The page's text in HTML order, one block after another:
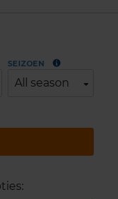
SEIZOEN
All season